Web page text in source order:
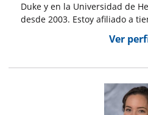
Duke y en la Universidad de
desde 2003. Estoy afiliado a
Ver